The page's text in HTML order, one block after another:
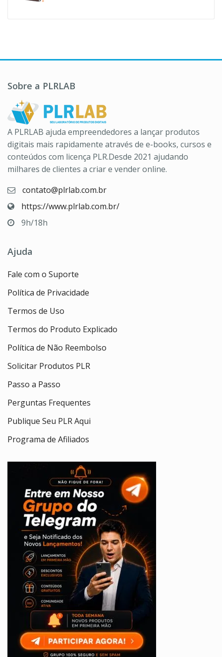
Sobre a PLRLAB
A PLRLAB ajuda empreendedores a lançar produtos
digitais mais rapidamente através de e-books, cursos e
conteúdos com licença PLR.Desde 2021 ajudando
milhares de clientes a criar e vender online.
contato@plrlab.com.br
https://www.plrlab.com.br/
9h/18h
Ajuda
Fale com o Suporte
Política de Privacidade
Termos de Uso
Termos do Produto Explicado
Política de Não Reembolso
Solicitar Produtos PLR
Passo a Passo
Perguntas Frequentes
Publique Seu PLR Aqui
Programa de Afiliados